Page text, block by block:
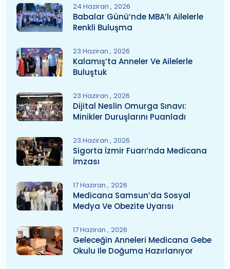
24 Haziran 2026
Babalar Günü’nde MBA’lı Ailelerle
Renkli Buluşma
23 Haziran 2026
Kalamış’ta Anneler Ve Ailelerle
Buluştuk
23 Haziran 2026
Dijital Neslin Omurga Sınavı:
Minikler Duruşlarını Puanladı
23 Haziran 2026
Sigorta İzmir Fuarı’nda Medicana
İmzası
17 Haziran 2026
Medicana Samsun’da Sosyal
Medya Ve Obezite Uyarısı
17 Haziran 2026
Geleceğin Anneleri Medicana Gebe
Okulu Ile Doğuma Hazırlanıyor